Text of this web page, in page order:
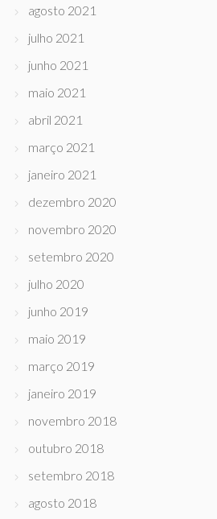
agosto 2021
julho 2021
junho 2021
maio 2021
abril 2021
março 2021
janeiro 2021
dezembro 2020
novembro 2020
setembro 2020
julho 2020
junho 2019
maio 2019
março 2019
janeiro 2019
novembro 2018
outubro 2018
setembro 2018
agosto 2018